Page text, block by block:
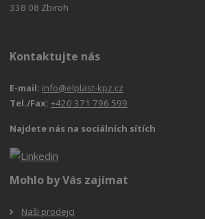
338 08 Zbiroh
Kontaktujte nás
E-mail: info@elplast-kpz.cz
Tel./Fax:+420 371 796 599
Najdete nás na sociálních sítích
Mohlo by Vás zajímat
Naši prodejci